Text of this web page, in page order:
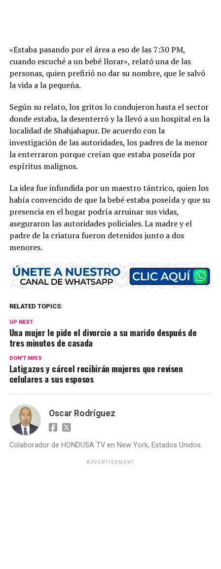
«Estaba pasando por el área a eso de las 7:30 PM,
cuando escuché a un bebé llorar», relató una de las
personas, quien prefirió no dar su nombre, que le salvó
la vida a la pequeña.
Según su relato, los gritos lo condujeron hasta el sector
donde estaba, la desenterró y la llevó a un hospital en la
localidad de Shahjahapur. De acuerdo con la
investigación de las autoridades, los padres de la menor
la enterraron porque creían que estaba poseída por
espíritus malignos.
La idea fue infundida por un maestro tántrico, quien los
había convencido de que la bebé estaba poseída y que su
presencia en el hogar podría arruinar sus vidas,
aseguraron las autoridades policiales. La madre y el
padre de la criatura fueron detenidos junto a dos
menores.
RELATED TOPICS:
UP NEXT
Una mujer le pide el divorcio a su marido después de
tres minutos de casada
DON'T MISS
Latigazos y cárcel recibirán mujeres que revisen
celulares a sus esposos
Oscar Rodríguez
Colaborador de HONDUSA TV en New York, Estados Unidos.
ADVERTISEMENT